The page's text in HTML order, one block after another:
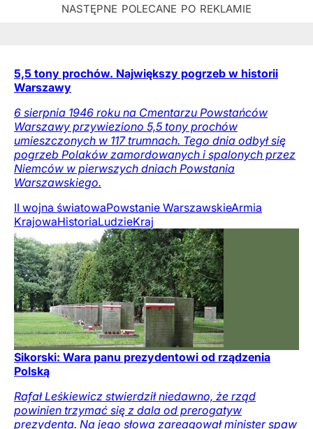
5,5 tony prochów. Największy pogrzeb w historii
Warszawy
6 sierpnia 1946 roku na Cmentarzu Powstańców
Warszawy przywieziono 5,5 tony prochów
umieszczonych w 117 trumnach. Tego dnia odbył się
pogrzeb Polaków zamordowanych i spalonych przez
Niemców w pierwszych dniach Powstania
Warszawskiego.
II wojna światowaPowstanie WarszawskieArmia
KrajowaHistoriaLudzieKraj
Sikorski: Wara panu prezydentowi od rządzenia
Polską
Rafał Leśkiewicz stwierdził niedawno, że rząd
powinien trzymać się z dala od prerogatyw
prezydenta. Na jego słowa zareagował minister spaw